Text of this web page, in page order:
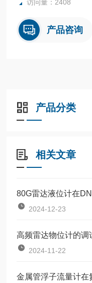
访问量：2408
产品咨询
产品分类
相关文章
80G雷达液位计在
2024-12-23
高频雷达物位计的调
2024-11-22
金属管浮子流量计在